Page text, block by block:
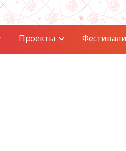
Проекты Фестивали